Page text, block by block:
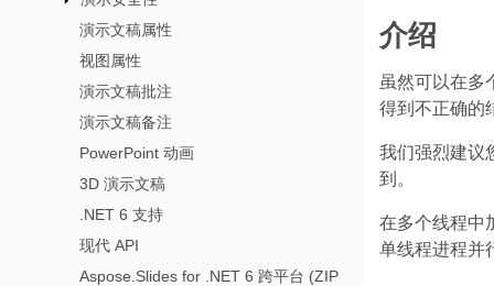
演示文稿属性
视图属性
演示文稿批注
演示文稿备注
PowerPoint 动画
3D 演示文稿
.NET 6 支持
现代 API
Aspose.Slides for .NET 6 跨平台 (ZIP
介绍
虽然可以在多
得到不正确的
我们强烈建议
到。
在多个线程中
单线程进程并